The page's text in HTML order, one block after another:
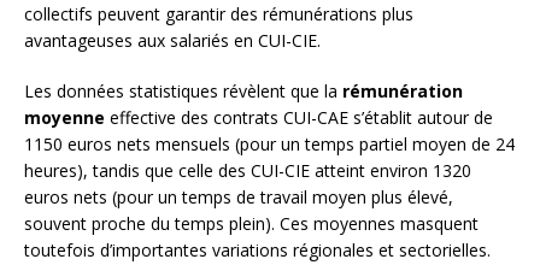
collectifs peuvent garantir des rémunérations plus
avantageuses aux salariés en CUI-CIE.
Les données statistiques révèlent que la rémunération
moyenne effective des contrats CUI-CAE s’établit autour de
1150 euros nets mensuels (pour un temps partiel moyen de 24
heures), tandis que celle des CUI-CIE atteint environ 1320
euros nets (pour un temps de travail moyen plus élevé,
souvent proche du temps plein). Ces moyennes masquent
toutefois d’importantes variations régionales et sectorielles.